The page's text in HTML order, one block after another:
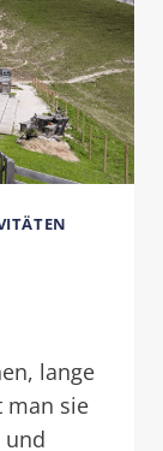
lange
man sie
und